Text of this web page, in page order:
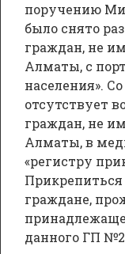
поручению
было снято
граждан, не
Алматы, с
населения».
отсутствует
граждан, не
Алматы, в
«регистру
граждане,
данного ГП